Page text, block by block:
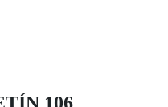
106